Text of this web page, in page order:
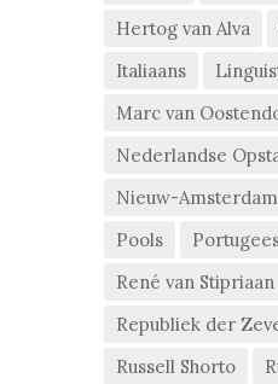
Hertog van Alva
Italiaans
Marc van
Nederlandse
Nieuw-Amsterdam
Pools
René van Stipriaan
Republiek der
Russell Shorto